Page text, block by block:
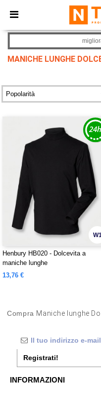
× App Ntextil
Prezzi migliori
MANICHE LUNGHE
Henbury HB020 - Dolcevita a
maniche lunghe
13,76 €
Compra Maniche lunghe
Registrati!
INFORMAZIONI